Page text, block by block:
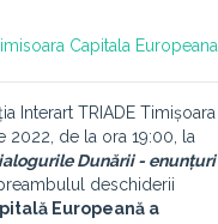
Capitala Europeana
Interart TRIADE Timișoara
2022, de la ora 19:00, la
Dunării - enunțuri
deschiderii
Europeană a